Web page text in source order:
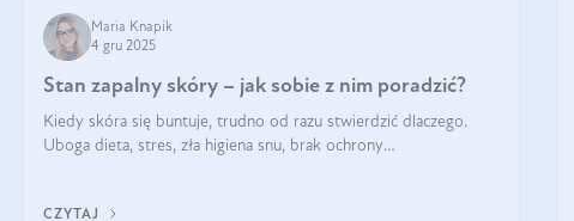
Maria Knapik
4 gru 2025
Stan zapalny skóry – jak sobie z nim poradzić?
Kiedy skóra się buntuje, trudno od razu stwierdzić dlaczego.
Uboga dieta, stres, zła higiena snu, brak ochrony
CZYTAJ